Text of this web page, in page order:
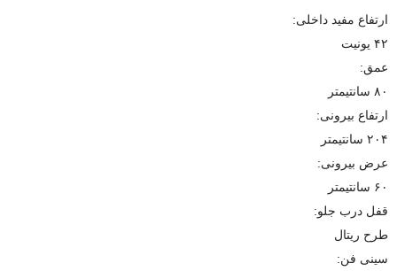
ارتفاع مفید داخلی:
۴۲ یونیت
عمق:
۸۰ سانتیمتر
ارتفاع بیرونی:
۲۰۴ سانتیمتر
عرض بیرونی:
۶۰ سانتیمتر
قفل درب جلو:
طرح ریتال
سینی فن: